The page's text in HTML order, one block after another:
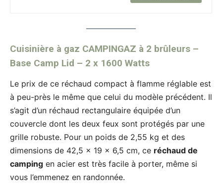
Cuisinière à gaz CAMPINGAZ à 2 brûleurs –
Base Camp Lid – 2 x 1600 Watts
Le prix de ce réchaud compact à flamme réglable est
à peu-près le même que celui du modèle précédent. Il
s’agit d’un réchaud rectangulaire équipée d’un
couvercle dont les deux feux sont protégés par une
grille robuste. Pour un poids de 2,55 kg et des
dimensions de 42,5 x 19 x 6,5 cm, ce réchaud de
camping en acier est très facile à porter, même si
vous l’emmenez en randonnée.